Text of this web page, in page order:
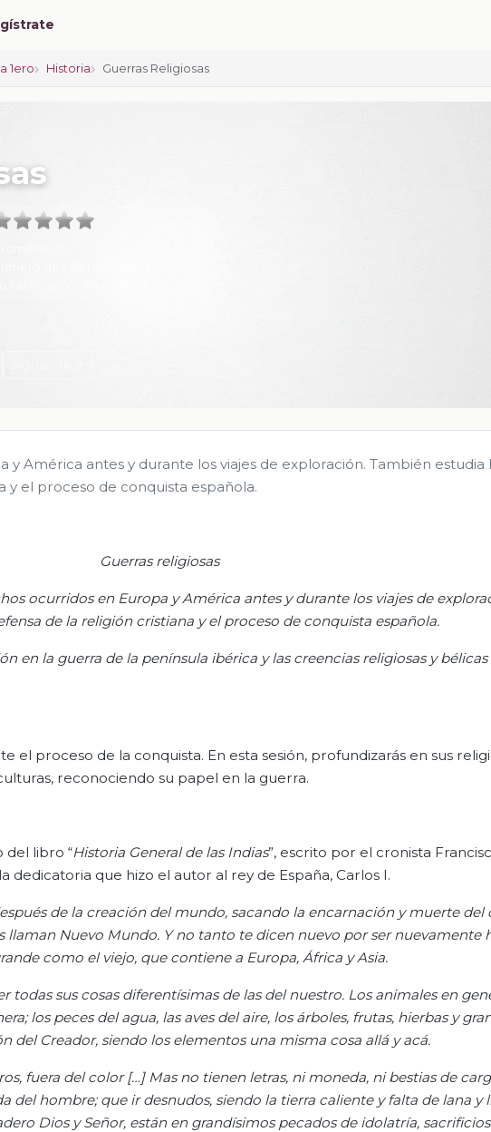
1ero Historia Guerras Religiosas
América antes y durante los viajes de exploración. También estudia
y el proceso de conquista española.
Guerras religiosas
ocurridos en Europa y América antes y durante los viajes de
de la religión cristiana y el proceso de conquista española.
en la guerra de la península ibérica y las creencias religiosas y bélicas
el proceso de la conquista. En esta sesión, profundizarás en sus
reconociendo su papel en la guerra.
del libro “Historia General de las Indias”, escrito por el cronista
dedicatoria que hizo el autor al rey de España, Carlos I.
de la creación del mundo, sacando la encarnación y muerte del
llaman Nuevo Mundo. Y no tanto te dicen nuevo por sernuevamente
como el viejo, que contiene a Europa, África y Asia.
todas sus cosasdiferentísimasde las del nuestro. Los animales en
los peces del agua, las aves del aire, los árboles, frutas, hierbas y
del Creador, siendo los elementos una misma cosa allá y acá.
fuera del color […] Mas no tienen letras, ni moneda, ni bestias de
del hombre; que ir desnudos, siendo la tierra caliente y falta de lana y
Dios y Señor, están en grandísimos pecados de idolatría,